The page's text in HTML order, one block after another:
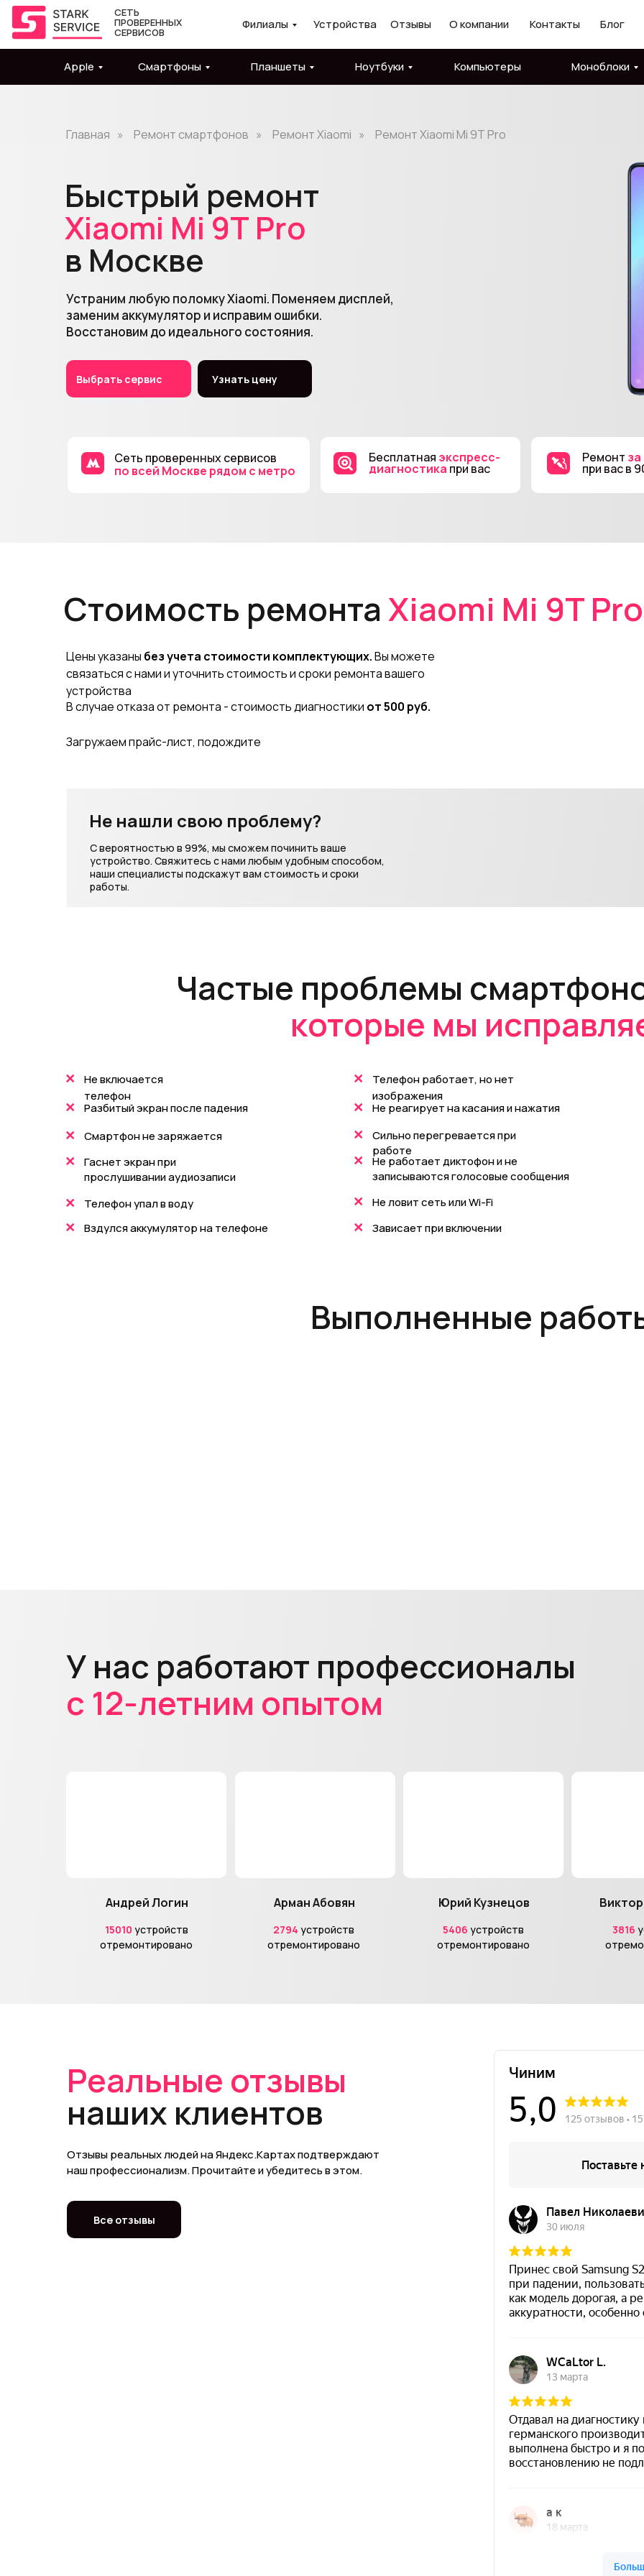
Apple Смартфоны Планшеты Ноутбуки Компьютеры Моноблоки
Отзывы О компании
Устройства
Филиалы Контакты Блог
СЕТЬ
ПРОВЕРЕННЫХ
СЕРВИСОВ
Главная » Ремонт смартфонов » Ремонт Xiaomi » Ремонт Xiaomi Mi 9T Pro
Быстрый ремонт
Xiaomi Mi 9T Pro
в Москве
Устраним любую поломку Xiaomi. Поменяем дисплей,
заменим аккумулятор и исправим ошибки.
Восстановим до идеального состояния.
Выбрать сервис Узнать цену
Бесплатная экспресс-
диагностика при вас
Ремонт
при вас в
Сеть проверенных сервисов
по всей Москве рядом с метро
Стоимость ремонтаXiaomi Mi 9T Pro
Цены указаны без учета стоимости комплектующих.Вы можете
связаться с нами и уточнить стоимость и сроки ремонта вашего
устройства
В случае отказа от ремонта - стоимость диагностики от 500 руб.
Не нашли свою проблему?
С вероятностью в 99%, мы сможем починить ваше
устройство. Свяжитесь с нами любым удобным способом,
наши специалисты подскажут вам стоимость и сроки
работы.
Частые проблемы
которые мы
+Не включается
телефон
+Разбитый экран после падения
+Смартфон не заряжается
+Гаснет экран при
прослушивании аудиозаписи
+Телефон упал в воду
+Телефон работает, но нет
изображения
+Не реагирует на касания и нажатия
+Сильно перегревается при
работе
+Не работает диктофон и не
записываются голосовые сообщения
+Не ловит сеть или Wi-Fi
+Зависает при включении
+Вздулся аккумулятор на телефоне
Выполненные
У нас работают профессионалы
с 12-летним опытом
Андрей Логин Арман Абовян Юрий Кузнецов
15010 устройств
отремонтировано
2794 устройств
отремонтировано
5406 устройств
отремонтировано
3816
Реальные отзывы
наших клиентов
Все отзывы
Отзывы реальных людей на Яндекс.Картах подтверждают
наш профессионализм. Прочитайте и убедитесь в этом.